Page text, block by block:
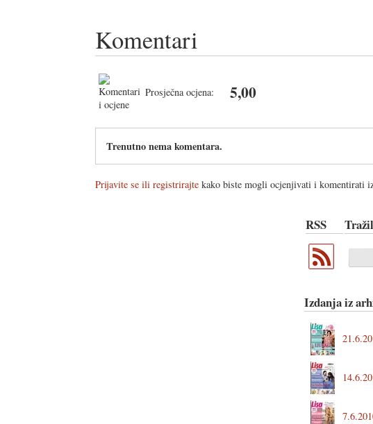
Komentari
Prosječna ocjena: 5,00
Trenutno nema komentara.
Prijavite se ili registrirajte kako biste mogli ocjenjivati i komentirati
RSS
Izdanja iz